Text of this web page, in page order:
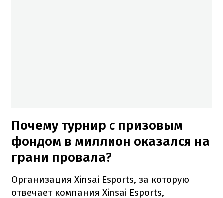
Почему турнир с призовым
фондом в миллион оказался на
грани провала?
Организация Xinsai Esports, за которую
отвечает компания Xinsai Esports,